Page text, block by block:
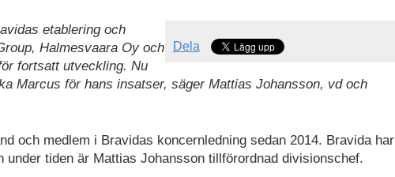
Dela
etablering och
Halmesvaara Oy och
fortsatt utveckling. Nu
Marcus för hans insatser, säger Mattias Johansson, vd och
och medlem i Bravidas koncernledning sedan 2014. Bravida har
tiden är Mattias Johansson tillförordnad divisionschef.